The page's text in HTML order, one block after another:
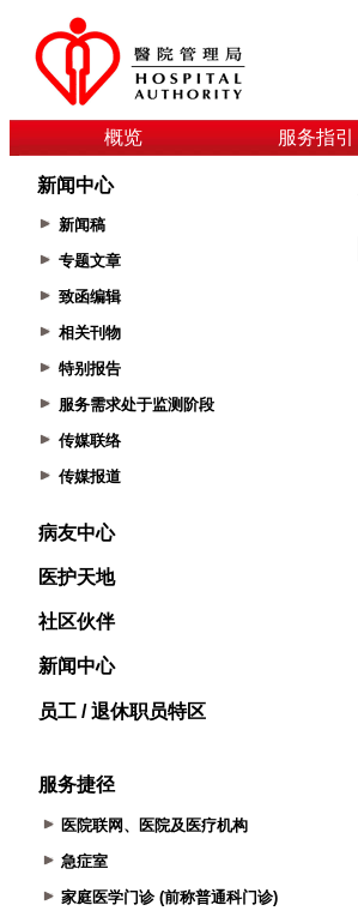
概览 服务指引
新闻中心
新闻稿
专题文章
致函编辑
相关刊物
特别报告
服务需求处于监测阶段
传媒联络
传媒报道
病友中心
医护天地
社区伙伴
新闻中心
员工 / 退休职员特区
服务捷径
医院联网、医院及医疗机构
急症室
家庭医学门诊 (前称普通科门诊)